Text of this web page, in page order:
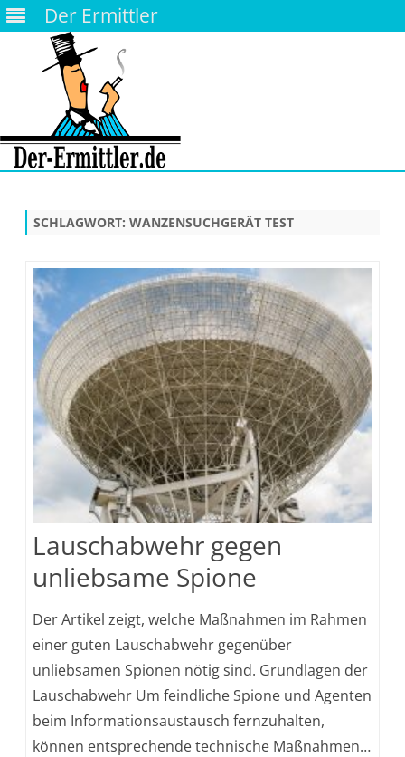
Der Ermittler
SCHLAGWORT: WANZENSUCHGERÄT TEST
Lauschabwehr gegen
unliebsame Spione
Der Artikel zeigt, welche Maßnahmen im Rahmen
einer guten Lauschabwehr gegenüber
unliebsamen Spionen nötig sind. Grundlagen der
Lauschabwehr Um feindliche Spione und Agenten
beim Informationsaustausch fernzuhalten,
können entsprechende technische Maßnahmen…